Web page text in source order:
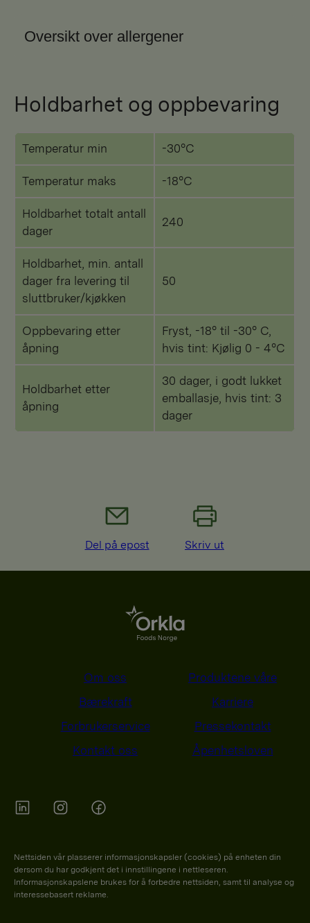
Oversikt over allergener
Holdbarhet og oppbevaring
Temperatur min -30°C
Temperatur maks -18°C
Holdbarhet totalt antall
dager
240
Holdbarhet, min. antall
dager fra levering til
sluttbruker/kjøkken
50
Oppbevaring etter
åpning
Fryst, -18° til -30° C,
hvis tint: Kjølig 0 - 4°C
Holdbarhet etter
åpning
30 dager, i godt lukket
emballasje, hvis tint: 3
dager
Del på epost Skriv ut
Om oss
Produktene våre
Bærekraft
Karriere
Forbrukerservice
Pressekontakt
Kontakt oss
Åpenhetsloven
Nettsiden vår plasserer informasjonskapsler (cookies) på enheten din
dersom du har godkjent det i innstillingene i nettleseren.
Informasjonskapslene brukes for å forbedre nettsiden, samt til analyse og
interessebasert reklame.